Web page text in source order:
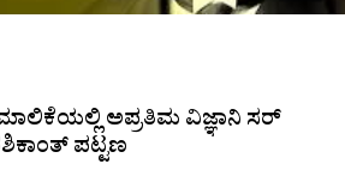
ಮಾಲಿಕೆಯಲ್ಲಿ ಅಪ್ರತಿಮ ವಿಜ್ಞಾನಿ ಸರ್
ಪಟ್ಟಣ